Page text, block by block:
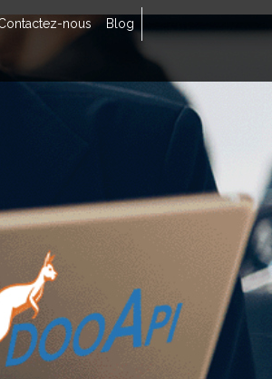
nous Blog